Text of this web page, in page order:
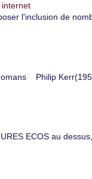
l'inclusion de
Philip
ECOS au